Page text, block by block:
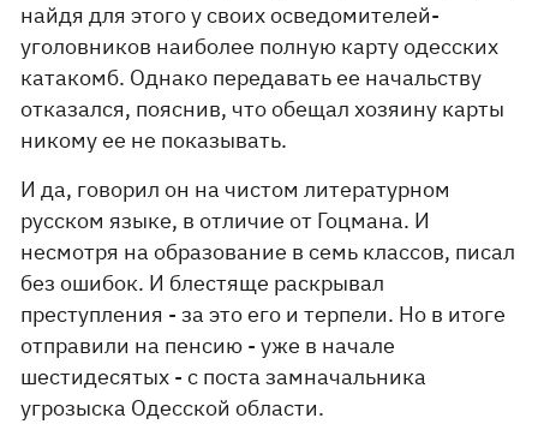
найдя для этого у своих осведомителей-
уголовников наиболее полную карту одесских
катакомб. Однако передавать ее начальству
отказался, пояснив, что обещал хозяину карты
никому ее не показывать.
И да, говорил он на чистом литературном
русском языке, в отличие от Гоцмана. И
несмотря на образование в семь классов, писал
без ошибок. И блестяще раскрывал
преступления - за это его и терпели. Но в итоге
отправили на пенсию - уже в начале
шестидесятых - с поста замначальника
угрозыска Одесской области.